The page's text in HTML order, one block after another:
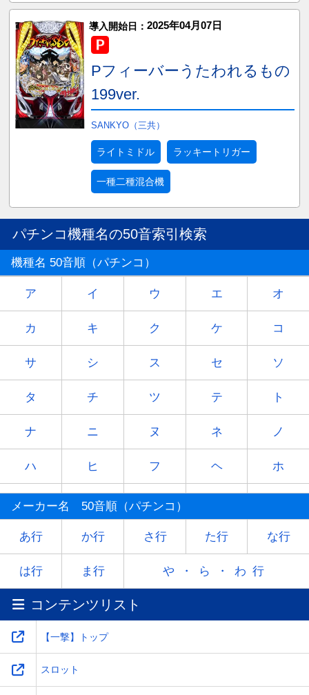
導入開始日： 2025年04月07日
Pフィーバーうたわれるもの
199ver.
SANKYO（三共）
ライトミドル ラッキートリガー
一種二種混合機
パチンコ機種名の50音索引検索
機種名 50音順（パチンコ）
ア イ ウ エ オ
カ キ ク ケ コ
サ シ ス セ ソ
タ チ ツ テ ト
ナ ニ ヌ ネ ノ
ハ ヒ フ ヘ ホ
マ ミ ム
ヤ - ユ - ヨ
ラ リ レ
ワ -
メーカー名 50音順（パチンコ）
あ行 か行 さ行 た行 な行
は行 ま行 や・ら・わ行
コンテンツリスト
【一撃】トップ
スロット